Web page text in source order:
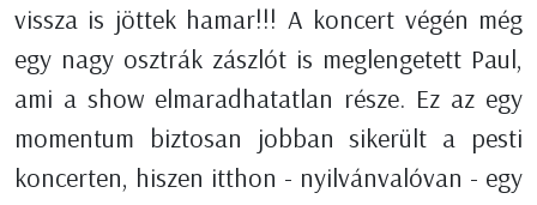
vissza is jöttek hamar!!! A koncert végén még
egy nagy osztrák zászlót is meglengetett Paul,
ami a show elmaradhatatlan része. Ez az egy
momentum biztosan jobban sikerült a pesti
koncerten, hiszen itthon - nyilvánvalóvan - egy